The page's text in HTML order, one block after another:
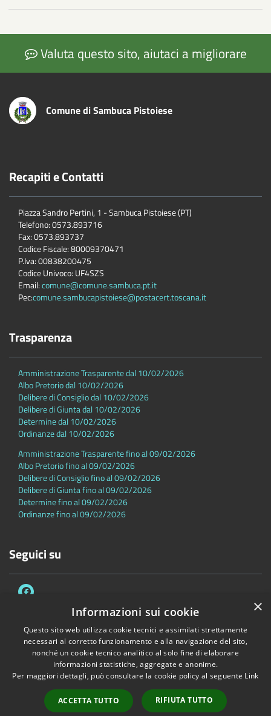
Valuta questo sito, aiutaci a migliorare
Comune di Sambuca Pistoiese
Recapiti e Contatti
Piazza Sandro Pertini, 1 - Sambuca Pistoiese (PT)
Telefono: 0573.893716
Fax: 0573.893737
Codice Fiscale: 80009370471
P.Iva: 00838200475
Codice Univoco: UF4SZS
Email:comune@comune.sambuca.pt.it
Pec:comune.sambucapistoiese@postacert.toscana.it
Trasparenza
Amministrazione Trasparente dal 10/02/2026
Albo Pretorio dal 10/02/2026
Delibere di Consiglio dal 10/02/2026
Delibere di Giunta dal 10/02/2026
Determine dal 10/02/2026
Ordinanze dal 10/02/2026
Amministrazione Trasparente fino al 09/02/2026
Albo Pretorio fino al 09/02/2026
Delibere di Consiglio fino al 09/02/2026
Delibere di Giunta fino al 09/02/2026
Determine fino al 09/02/2026
Ordinanze fino al 09/02/2026
Seguici su
Accessibilità Privacy Cookie
Mappa del sito
Dichiarazione di accessibilità
Copyright © 2026 • Comune di Sambuca Pistoiese • Powered by
Municipium•Accesso redazione
×
Informazioni sui cookie
Questo sito web utilizza cookie tecnici e assimilati strettamente
necessari al corretto funzionamento e alla navigazione del sito,
nonché un cookie tecnico analitico al solo fine di elaborare
informazioni statistiche, aggregate e anonime.
Per maggiori dettagli, può consultare la cookie policy al seguente Link
ACCETTA TUTTO RIFIUTA TUTTO